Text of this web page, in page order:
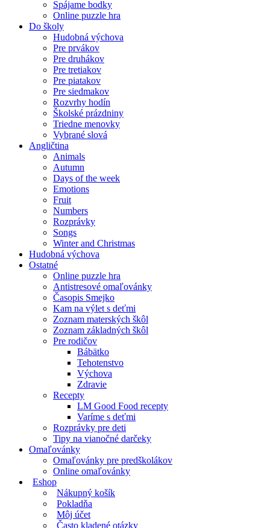
Spájame bodky
Online puzzle hra
Do školy
Hudobná výchova
Pre prvákov
Pre druhákov
Pre tretiakov
Pre piatakov
Pre siedmakov
Rozvrhy hodín
Školské prázdniny
Triedne menovky
Vybrané slová
Angličtina
Animals
Autumn
Days of the week
Emotions
Fruit
Numbers
Rozprávky
Songs
Winter and Christmas
Hudobná výchova
Ostatné
Online puzzle hra
Antistresové omaľovánky
Časopis Smejko
Kam na výlet s deťmi
Zoznam materských škôl
Zoznam základných škôl
Pre rodičov
Bábätko
Tehotenstvo
Výchova
Zdravie
Recepty
LM Good Food recepty
Varíme s deťmi
Rozprávky pre deti
Tipy na vianočné darčeky
Omaľovánky
Omaľovánky pre predškolákov
Online omaľovánky
Eshop
Nákupný košík
Pokladňa
Môj účet
Často kladené otázky